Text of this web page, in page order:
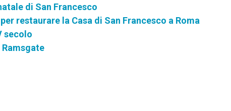
di San Francesco
restaurare la Casa di San Francesco a Roma
secolo